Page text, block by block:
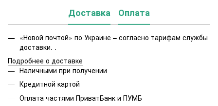
Доставка Оплата
«Новой почтой» по Украине – согласно тарифам службы
доставки. .
Подробнее о доставке
Наличными при получении
Кредитной картой
Оплата частями ПриватБанк и ПУМБ